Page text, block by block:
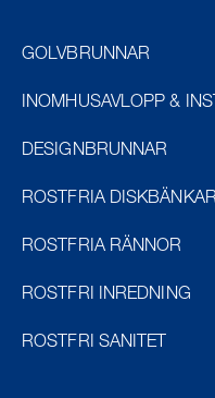
GOLVBRUNNAR
INOMHUSAVLOPP &
DESIGNBRUNNAR
ROSTFRIA DISKBÄNKAR
ROSTFRIA RÄNNOR
ROSTFRI INREDNING
ROSTFRI SANITET